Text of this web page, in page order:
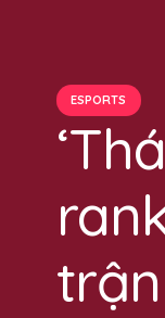
ESPORTS